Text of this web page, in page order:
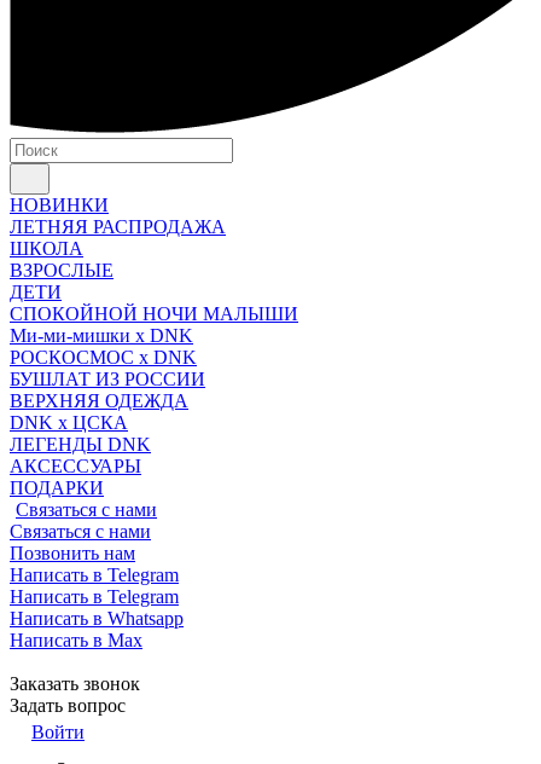
НОВИНКИ
ЛЕТНЯЯ РАСПРОДАЖА
ШКОЛА
ВЗРОСЛЫЕ
ДЕТИ
СПОКОЙНОЙ НОЧИ МАЛЫШИ
Ми-ми-мишки x DNK
РОСКОСМОС x DNK
БУШЛАТ ИЗ РОССИИ
ВЕРХНЯЯ ОДЕЖДА
DNK x ЦСКА
ЛЕГЕНДЫ DNK
АКСЕССУАРЫ
ПОДАРКИ
Связаться с нами
Связаться с нами
Позвонить нам
Написать в Telegram
Написать в Telegram
Написать в Whatsapp
Написать в Max
Заказать звонок
Задать вопрос
Войти